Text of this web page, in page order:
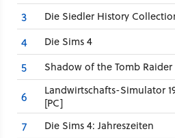
3 Die Siedler History
4 Die Sims 4
5 Shadow of the Tomb Raider
6
Landwirtschafts-Simulator
[PC]
7 Die Sims 4: Jahreszeiten